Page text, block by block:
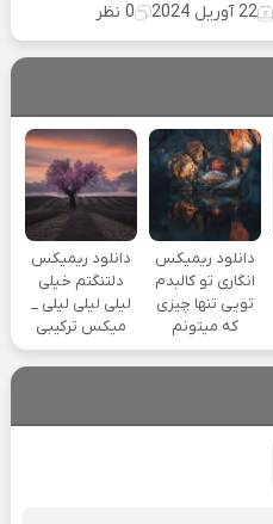
22 آوریل 2024 0 نظر
دانلود ریمیکس
انگاری تو کالبدم
تویی تنها چیزی
که میتونم
دانلود ریمیکس
دلتنگتم خیلی
لیلی لیلی لیلی _
میکس ترکیبی